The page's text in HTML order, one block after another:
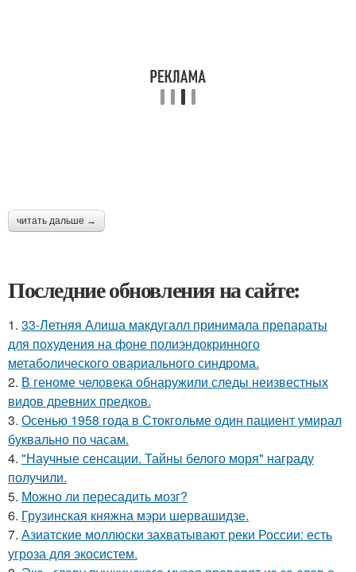
читать дальше →
Последние обновления на сайте:
1. 33-Летняя Алиша макдугалл принимала препараты
для похудения на фоне полиэндокринного
метаболического овариального синдрома.
2. В геноме человека обнаружили следы неизвестных
видов древних предков.
3. Осенью 1958 года в Стокгольме один пациент умирал
буквально по часам.
4. "Научные сенсации. Тайны белого моря" награду
получили.
5. Можно ли пересадить мозг?
6. Грузинская княжна мэри шервашидзе.
7. Азиатские моллюски захватывают реки России: есть
угроза для экосистем.